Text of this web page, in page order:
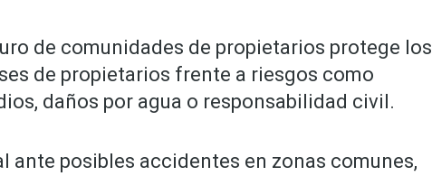
de comunidades de propietarios protege los
de propietarios frente a riesgos como
daños por agua o responsabilidad civil.
ante posibles accidentes en zonas comunes,